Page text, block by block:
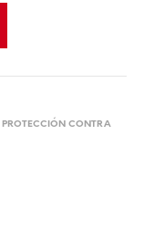
PROTECCIÓN CONTRA